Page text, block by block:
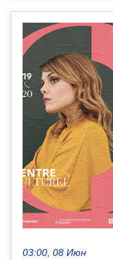
03:00, 08 Июн